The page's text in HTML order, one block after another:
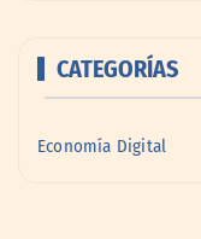
CATEGORÍAS
Economía Digital